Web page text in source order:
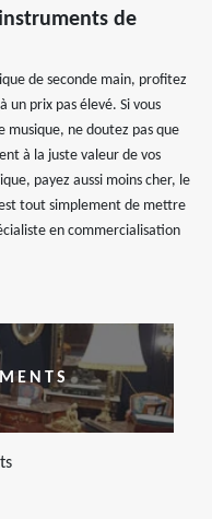
de
de seconde main, profitez
un prix pas élevé. Si vous
musique, ne doutez pas que
à la juste valeur de vos
payez aussi moins cher, le
tout simplement de mettre
en commercialisation